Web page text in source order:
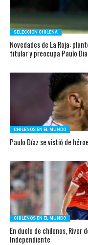
SELECCIÓN CHILENA
Novedades de La Roja:
titular y preocupa Paulo
CHILENOS EN EL MUNDO
Paulo Díaz se vistió de
CHILENOS EN EL MUNDO
En duelo de chilenos, River
Independiente